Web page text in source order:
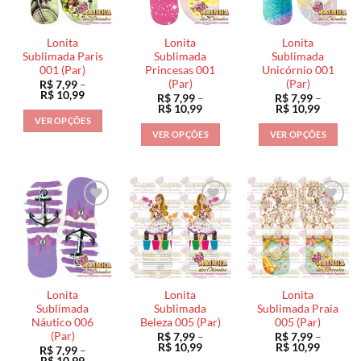
podem
ser
escolhidas
na
página
do
produto
podem
ser
escolhidas
na
página
do
produto
podem
ser
escolhidas
na
página
do
produto
Lonita
Sublimada Paris
001 (Par)
R$7,99 –
R$ 10,99Faixa
preço:
R$ 7,99
através
VER OPÇÕES
várias
variantes.
As
opções
podem
ser
escolhidas
na
página
do
Lonita
Sublimada
Princesas 001
(Par)
R$7,99 –
R$ 10,99Faixa
preço:
R$ 7,99
através
VER OPÇÕES
tem
várias
variantes.
As
opções
podem
ser
escolhidas
na
página
do
Lonita
Sublimada
Unicórnio 001
(Par)
R$7,99 –
R$ 10,99Faixa
preço:
R$ 7,99
através
VER OPÇÕES
tem
várias
variantes.
As
opções
podem
ser
escolhidas
na
página
do
Lonita
Sublimada
Náutico 006
(Par)
R$7,99 –
Lonita
Sublimada
Beleza 005 (Par)
R$7,99 –
R$ 10,99Faixa
Lonita
Sublimada Praia
005 (Par)
R$7,99 –
R$ 10,99Faixa